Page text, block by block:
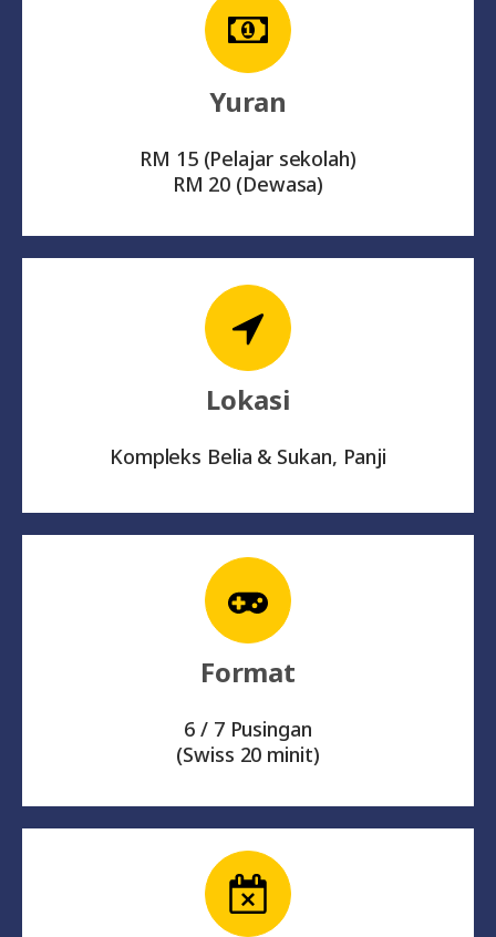
Yuran
RM 15 (Pelajar sekolah)
RM 20 (Dewasa)
Lokasi
Kompleks Belia & Sukan, Panji
Format
6 / 7 Pusingan
(Swiss 20 minit)